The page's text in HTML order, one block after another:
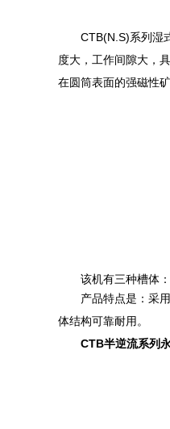
CTB(N.S)系列湿
度大，工作间隙大，
在圆筒表面的强磁性
该机有三种槽体：
产品特点是：采用
体结构可靠耐用。
CTB半逆流系列